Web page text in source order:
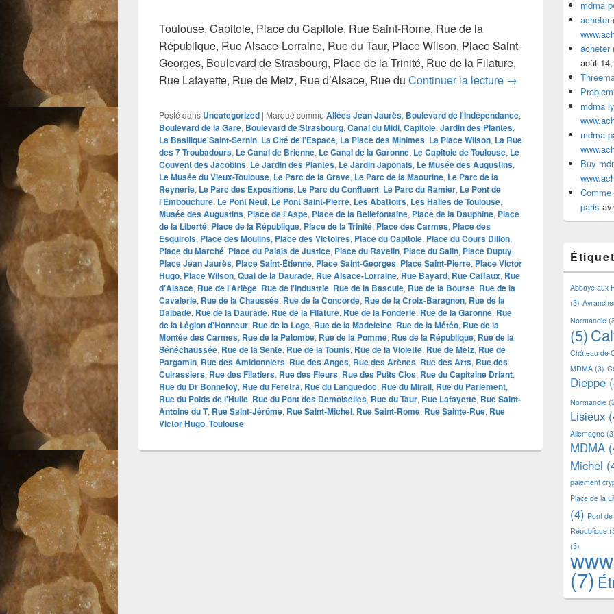
Toulouse, Capitole, Place du Capitole, Rue Saint-Rome, Rue de la
République, Rue Alsace-Lorraine, Rue du Taur, Place Wilson, Place Saint-
Georges, Boulevard de Strasbourg, Place de la Trinité, Rue de la Filature,
Rue Lafayette, Rue de Metz, Rue d’Alsace, Rue du Continuer la lecture Comme acheter
→
Posté dans Uncategorized | Marqué comme Allées Jean Jaurès, Boulevard de l'Indépendance,
Boulevard de la Gare, Boulevard de Strasbourg, Canal du Midi, Capitole, Jardin des Plantes,
La Basilique Saint-Sernin, La Cité de l'Espace, La Place des Minimes, La Place Wilson, La Rue
des 7 Troubadours, Le Canal de Brienne, Le Canal de la Garonne, Le Capitole de Toulouse, Le
Couvent des Jacobins, Le Jardin des Plantes, Le Jardin Japonais, Le Musée des Augustins,
Le Musée du Vieux-Toulouse, Le Parc de la Grave, Le Parc de la Maourine, Le Parc de la
Reynerie, Le Parc des Expositions, Le Parc du Confluent, Le Parc du Ramier, Le Pont de
l'Embouchure, Le Pont Neuf, Le Pont Saint-Pierre, Les Abattoirs, Les Halles de Toulouse,
Musée des Augustins, Place de l'Aspe, Place de la Bellefontaine, Place de la Dauphine, Place
de la Liberté, Place de la République, Place de la Trinité, Place des Carmes, Place des
Esquirols, Place des Moulins, Place des Victoires, Place du Capitole, Place du Cours Dillon,
Place du Marché, Place du Palais de Justice, Place du Ravelin, Place du Salin, Place Dupuy,
Place Jean Jaurès, Place Saint-Étienne, Place Saint-Georges, Place Saint-Pierre, Place Victor
Hugo, Place Wilson, Quai de la Daurade, Rue Alsace-Lorraine, Rue Bayard, Rue Caffaux, Rue
d'Alsace, Rue de l'Ariège, Rue de l'Industrie, Rue de la Bascule, Rue de la Bourse, Rue de la
Cavalerie, Rue de la Chaussée, Rue de la Concorde, Rue de la Croix-Baragnon, Rue de la
Dalbade, Rue de la Daurade, Rue de la Filature, Rue de la Fonderie, Rue de la Garonne, Rue
de la Légion d'Honneur, Rue de la Loge, Rue de la Madeleine, Rue de la Météo, Rue de la
Montée des Carmes, Rue de la Palombe, Rue de la Pomme, Rue de la République, Rue de la
Sénéchaussée, Rue de la Sente, Rue de la Tounis, Rue de la Violette, Rue de Metz, Rue de
Pargamin, Rue des Amidonniers, Rue des Anges, Rue des Arènes, Rue des Arts, Rue des
Cuirassiers, Rue des Filatiers, Rue des Fleurs, Rue des Puits Clos, Rue du Capitaine Driant,
Rue du Dr Bonnefoy, Rue du Feretra, Rue du Languedoc, Rue du Mirail, Rue du Parlement,
Rue du Poids de l'Huile, Rue du Pont des Demoiselles, Rue du Taur, Rue Lafayette, Rue Saint-
Antoine du T, Rue Saint-Jérôme, Rue Saint-Michel, Rue Saint-Rome, Rue Sainte-Rue, Rue
Victor Hugo, Toulouse
mdma
acheter
acheter
août
mdma
mdma
Buy
paris
Abbaye aux
(3)
Normandie
(5)
Château de
MDMA (3)
Dieppe
Normandie
Lisieux
Allemagne
MDMA
Michel
paiement
Place de la
(4) Pont
République
(3)
(7)